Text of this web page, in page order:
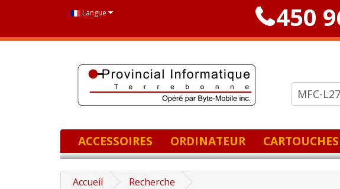
Langue 450
ACCESSOIRES ORDINATEUR
Accueil Recherche